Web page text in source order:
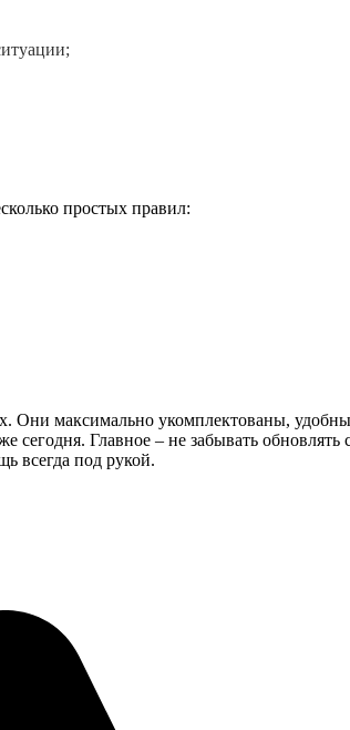
простых правил:
Они максимально укомплектованы,
сегодня. Главное – не забывать
всегда под рукой.